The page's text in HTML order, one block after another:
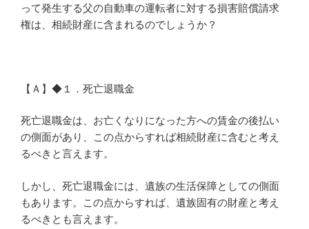
って発生する父の自動車の運転者に対する損害賠償請求
権は、相続財産に含まれるのでしょうか？
【Ａ】◆１．死亡退職金
死亡退職金は、お亡くなりになった方への賃金の後払い
の側面があり、この点からすれば相続財産に含むと考え
るべきと言えます。
しかし、死亡退職金には、遺族の生活保障としての側面
もあります。この点からすれば、遺族固有の財産と考え
るべきとも言えます。